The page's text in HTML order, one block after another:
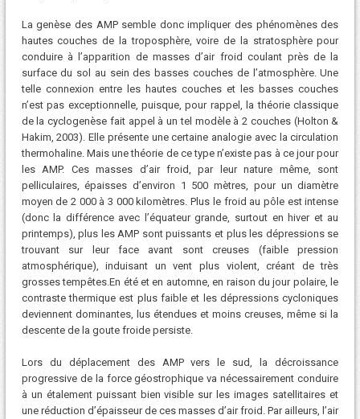
La genèse des AMP semble donc impliquer des phénomènes des
hautes couches de la troposphère, voire de la stratosphère pour
conduire à l’apparition de masses d’air froid coulant près de la
surface du sol au sein des basses couches de l’atmosphère. Une
telle connexion entre les hautes couches et les basses couches
n’est pas exceptionnelle, puisque, pour rappel, la théorie classique
de la cyclogenèse fait appel à un tel modèle à 2 couches (Holton &
Hakim, 2003). Elle présente une certaine analogie avec la circulation
thermohaline. Mais une théorie de ce type n’existe pas à ce jour pour
les AMP. Ces masses d’air froid, par leur nature même, sont
pelliculaires, épaisses d’environ 1 500 mètres, pour un diamètre
moyen de 2 000 à 3 000 kilomètres. Plus le froid au pôle est intense
(donc la différence avec l’équateur grande, surtout en hiver et au
printemps), plus les AMP sont puissants et plus les dépressions se
trouvant sur leur face avant sont creuses (faible pression
atmosphérique), induisant un vent plus violent, créant de très
grosses tempêtes.En été et en automne, en raison du jour polaire, le
contraste thermique est plus faible et les dépressions cycloniques
deviennent dominantes, lus étendues et moins creuses, même si la
descente de la goute froide persiste.
Lors du déplacement des AMP vers le sud, la décroissance
progressive de la force géostrophique va nécessairement conduire
à un étalement puissant bien visible sur les images satellitaires et
une réduction d’épaisseur de ces masses d’air froid. Par ailleurs, l’air